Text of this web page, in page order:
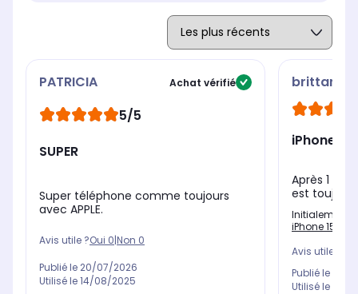
PATRICIA Achat vérifié
5/5
SUPER
Super téléphone comme toujours
avec APPLE.
Avis utile ?Oui 0|Non 0
Publié le 20/07/2026
Utilisé le14/08/2025
brittany
iPhone 15
Après 1
est
Initialement
iPhone 15
Avis utile ?
Publié le
Utilisé le